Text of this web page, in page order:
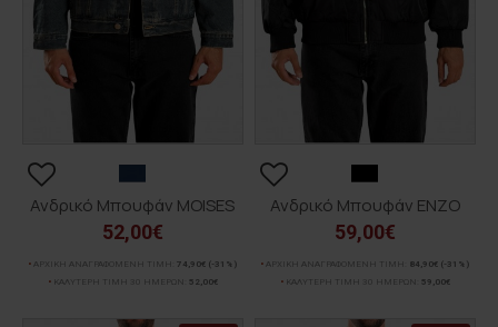
Ανδρικό Μπουφάν MOISES
52,00€
ΑΡΧΙΚΗ ΑΝΑΓΡΑΦΟΜΕΝΗ ΤΙΜΗ: 74,90€ (-31%)
ΚΑΛΥΤΕΡΗ ΤΙΜΗ 30 ΗΜΕΡΩΝ:
52,00€
Ανδρικό Μπουφάν ENZO
59,00€
ΑΡΧΙΚΗ ΑΝΑΓΡΑΦΟΜΕΝΗ ΤΙΜΗ: 84,90€ (-31%)
ΚΑΛΥΤΕΡΗ ΤΙΜΗ 30 ΗΜΕΡΩΝ:
59,00€